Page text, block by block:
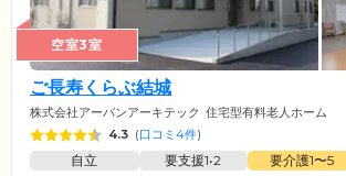
空室3室
ご長寿くらぶ結城
株式会社アーバンアーキテック 住宅型有料老人ホーム
4.3 (口コミ4件)
自立 要支援1•2 要介護1〜5